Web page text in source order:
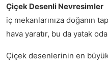
Çiçek Desenli Nevresimler
iç mekanlarınıza doğanın
hava yaratır, bu da yatak
Çiçek desenlerinin en